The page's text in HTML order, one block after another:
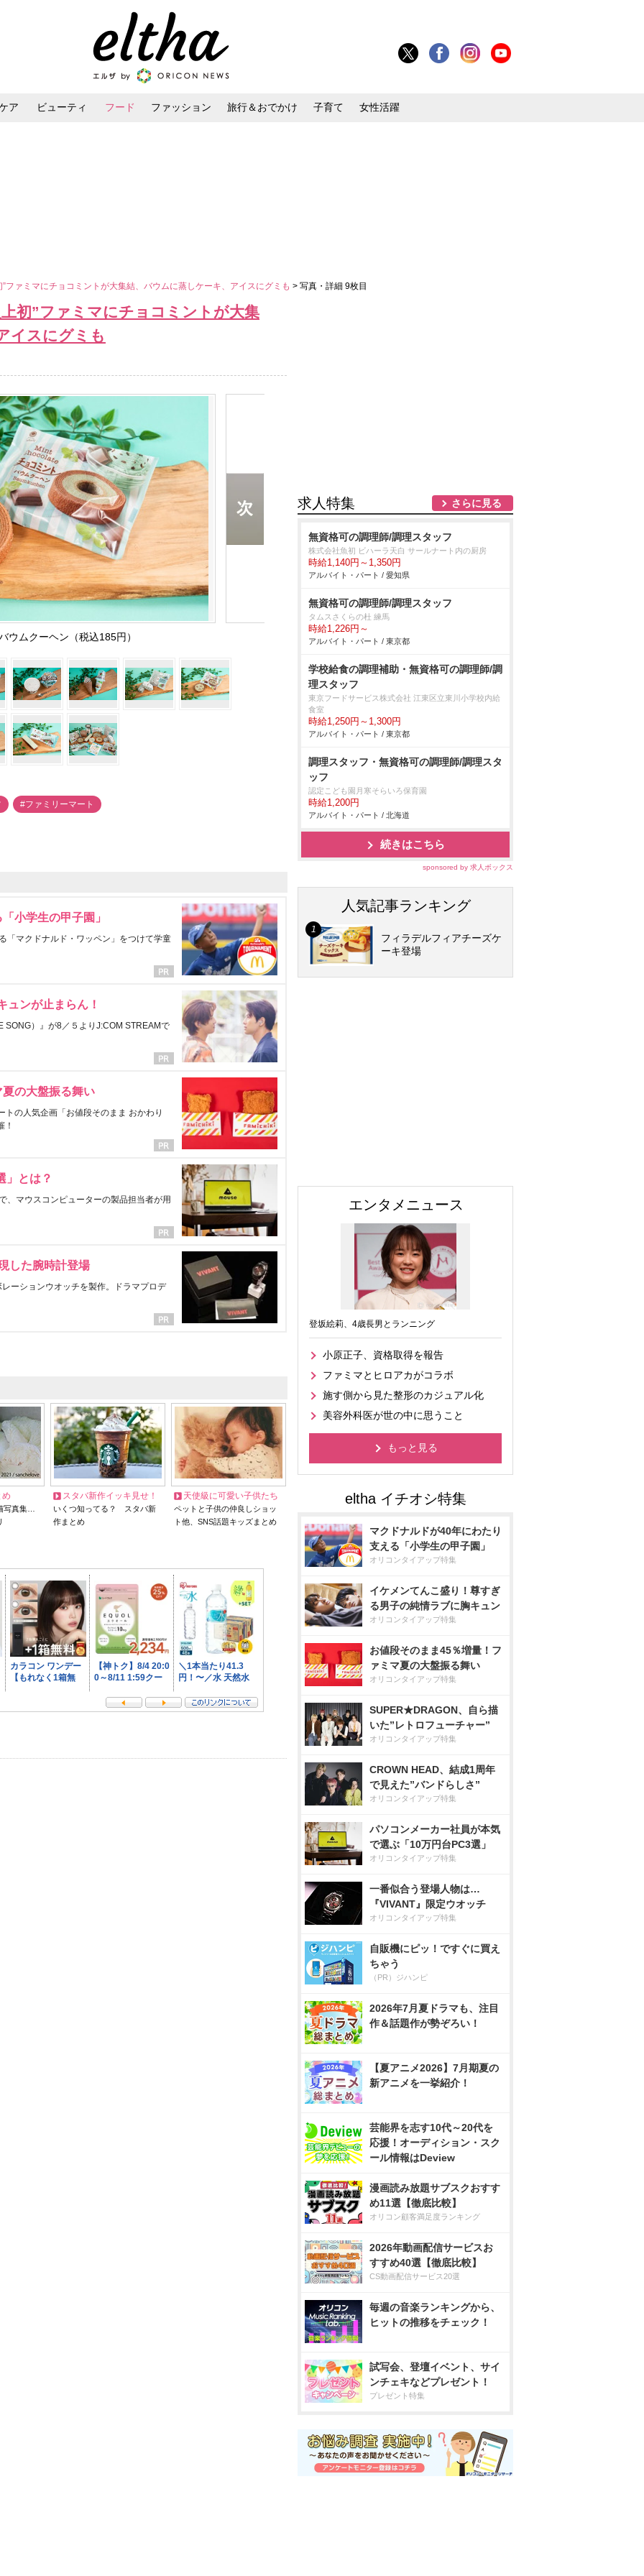
ア ビューティ フード ファッション 旅行＆おでかけ 子育て 女性活躍
ファミマにチョコミントが大集結、バウムに蒸しケーキ、アイスにグミも > 写真・詳細 9枚目
初”ファミマにチョコミントが大集
イスにグミも
ウムクーヘン（税込185円）
#ファミリーマート
小学生の甲子園」
「マクドナルド・ワッペン」をつけて学童
ュンが止まらん！
SONG）』が8／５よりJ:COM STREAMで
の大盤振る舞い
の人気企画「お値段そのまま おかわり
！
」とは？
、マウスコンピューターの製品担当者が用
した腕時計登場
ーションウオッチを製作。ドラマプロデ
め
写真集…
スタバ新作イッキ見せ！
いくつ知ってる？ スタバ新
作まとめ
天使級に可愛い子供たち
ペットと子供の仲良しショッ
ト他、SNS話題キッズまとめ
求人特集 さらに見る
無資格可の調理師/調理スタッフ
株式会社魚初 ビハーラ天白 サールナート内の厨房
時給1,140円～1,350円
アルバイト・パート / 愛知県
無資格可の調理師/調理スタッフ
タムスさくらの杜 練馬
時給1,226円～
アルバイト・パート / 東京都
学校給食の調理補助・無資格可の調理師/調
理スタッフ
東京フードサービス株式会社 江東区立東川小学校内給
食室
時給1,250円～1,300円
アルバイト・パート / 東京都
調理スタッフ・無資格可の調理師/調理スタ
ッフ
認定こども園月寒そらいろ保育園
時給1,200円
アルバイト・パート / 北海道
続きはこちら
sponsored by 求人ボックス
人気記事ランキング
フィラデルフィアチーズケ
ーキ登場
エンタメニュース
登坂絵莉、4歳長男とランニング
小原正子、資格取得を報告
ファミマとヒロアカがコラボ
施す側から見た整形のカジュアル化
美容外科医が世の中に思うこと
もっと見る
マクドナルドが40年にわたり
支える「小学生の甲子園」
オリコンタイアップ特集
イケメンてんこ盛り！尊すぎ
る男子の純情ラブに胸キュン
オリコンタイアップ特集
お値段そのまま45％増量！フ
ァミマ夏の大盤振る舞い
オリコンタイアップ特集
SUPER★DRAGON、自ら描
いた”レトロフューチャー”
オリコンタイアップ特集
CROWN HEAD、結成1周年
で見えた”バンドらしさ”
オリコンタイアップ特集
パソコンメーカー社員が本気
で選ぶ「10万円台PC3選」
オリコンタイアップ特集
一番似合う登場人物は…
『VIVANT』限定ウオッチ
オリコンタイアップ特集
自販機にピッ！ですぐに買え
ちゃう
（PR）ジハンピ
2026年7月夏ドラマも、注目
作＆話題作が勢ぞろい！
【夏アニメ2026】7月期夏の
新アニメを一挙紹介！
芸能界を志す10代～20代を
応援！オーディション・スク
ール情報はDeview
漫画読み放題サブスクおすす
め11選【徹底比較】
オリコン顧客満足度ランキング
2026年動画配信サービスお
すすめ40選【徹底比較】
CS動画配信サービス20選
毎週の音楽ランキングから、
ヒットの推移をチェック！
試写会、登壇イベント、サイ
ンチェキなどプレゼント！
プレゼント特集